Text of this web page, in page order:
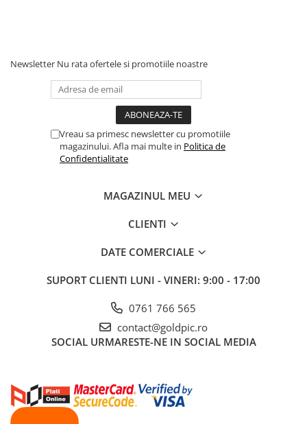
Newsletter Nu rata ofertele si promotiile noastre
Vreau sa primesc newsletter cu promotiile
magazinului. Afla mai multe in Politica de
Confidentialitate
MAGAZINUL MEU
CLIENTI
DATE COMERCIALE
SUPORT CLIENTI LUNI - VINERI: 9:00 - 17:00
0761 766 565
contact@goldpic.ro
SOCIAL URMARESTE-NE IN SOCIAL MEDIA